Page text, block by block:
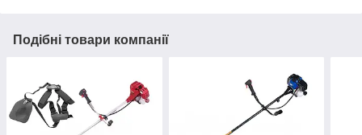
Подібні товари компанії